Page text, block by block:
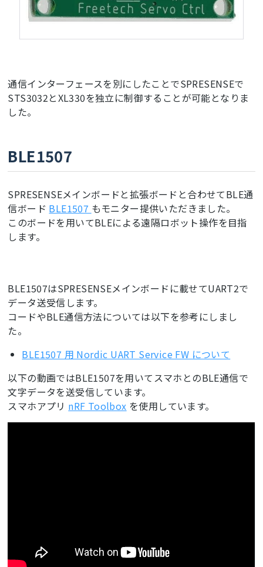
通信インターフェースを別にしたことでSPRESENSEで
STS3032とXL330を独立に制御することが可能となりま
した。
BLE1507
SPRESENSEメインボードと拡張ボードと合わせてBLE通
信ボード BLE1507 もモニター提供いただきました。
このボードを用いてBLEによる遠隔ロボット操作を目指
します。
BLE1507はSPRESENSEメインボードに載せてUART2で
データ送受信します。
コードやBLE通信方法については以下を参考にしまし
た。
BLE1507 用 Nordic UART Service FW について
以下の動画ではBLE1507を用いてスマホとのBLE通信で
文字データを送受信しています。
スマホアプリ nRF Toolbox を使用しています。